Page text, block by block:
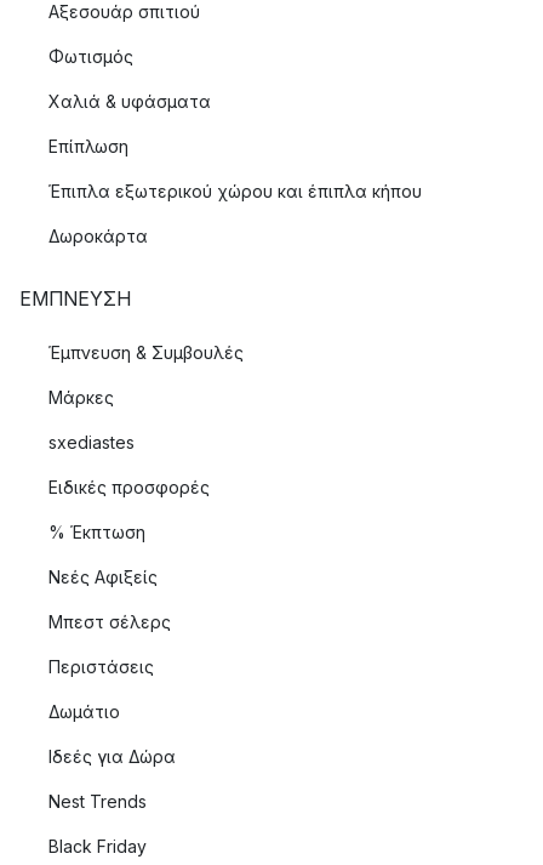
Αξεσουάρ σπιτιού
Φωτισμός
Χαλιά & υφάσματα
Επίπλωση
Έπιπλα εξωτερικού χώρου και έπιπλα κήπου
Δωροκάρτα
ΈΜΠΝΕΥΣΗ
Έμπνευση & Συμβουλές
Μάρκες
sxediastes
Ειδικές προσφορές
% Έκπτωση
Νεές Αφιξείς
Μπεστ σέλερς
Περιστάσεις
Δωμάτιο
Ιδεές για Δώρα
Nest Trends
Black Friday